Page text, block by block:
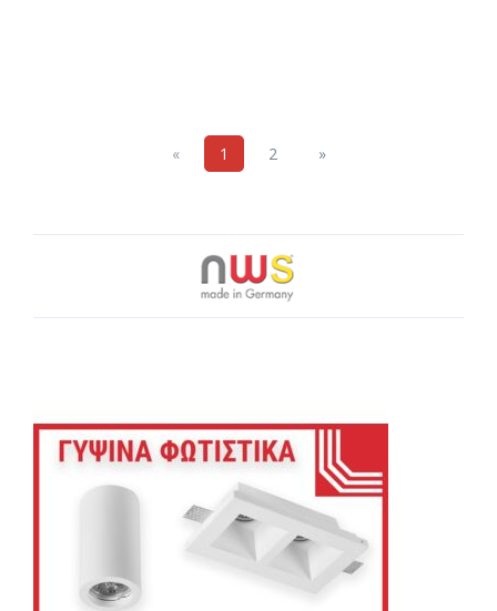
«Previous
1 2 »Next